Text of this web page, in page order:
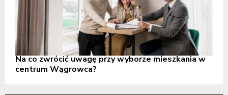
Na co zwrócić uwagę przy wyborze mieszkania w
centrum Wągrowca?